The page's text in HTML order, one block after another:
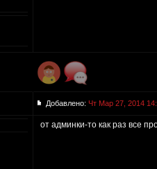
Добавлено: Чт Мар 27, 2014
от админки-то как раз все